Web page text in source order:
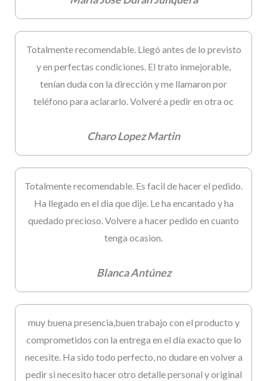
Totalmente recomendable. Llegó antes de lo previsto
y en perfectas condiciones. El trato inmejorable,
tenían duda con la dirección y me llamaron por
teléfono para aclararlo. Volveré a pedir en otra oc
Charo Lopez Martin
Totalmente recomendable. Es facil de hacer el pedido.
Ha llegado en el dia que dije. Le ha encantado y ha
quedado precioso. Volvere a hacer pedido en cuanto
tenga ocasion.
Blanca Antúnez
muy buena presencia,buen trabajo con el producto y
comprometidos con la entrega en el día exacto que lo
necesite. Ha sido todo perfecto, no dudare en volver a
pedir si necesito hacer otro detalle personal y original